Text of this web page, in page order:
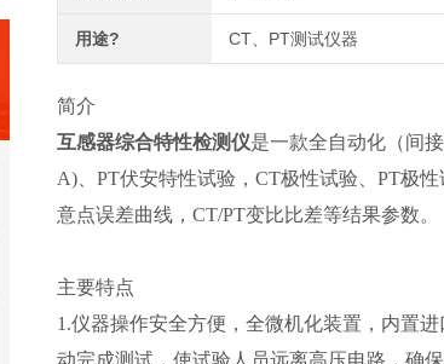
用途? CT、PT测试仪器
简介
互感器综合特性检测仪是一款全自动化（间
A)、PT伏安特性试验，CT极性试验、PT极
意点误差曲线，CT/PT变比比差等结果参数。
主要特点
1.仪器操作安全方便，全微机化装置，内置
动完成测试，使试验人员远离高压电路，确保